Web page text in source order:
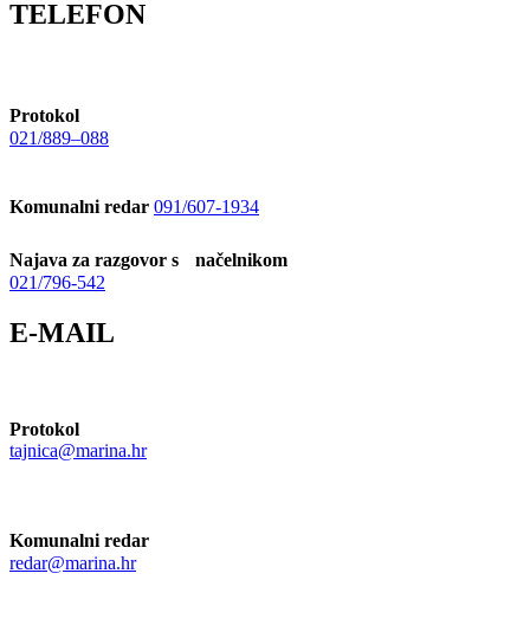
TELEFON
Protokol
021/889–088
Komunalni redar 091/607-1934
Najava za razgovor s načelnikom
021/796-542
E-MAIL
Protokol
tajnica@marina.hr
Komunalni redar
redar@marina.hr